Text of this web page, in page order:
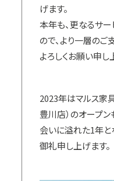
げます。
本年も、更なるサ
ので、より一層の
よろしくお願い申し
2023年はマルス家
豊川店）のオープ
会いに溢れた1年と
御礼申し上げます。